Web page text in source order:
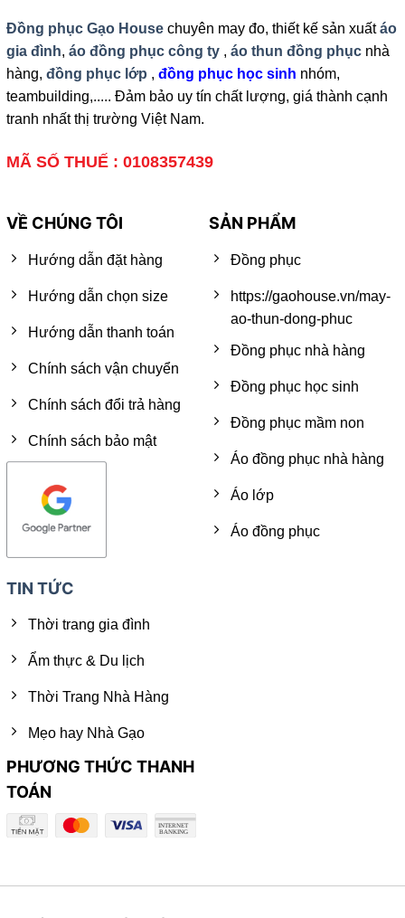
Đồng phục Gạo Housechuyên may đo, thiết kế sản xuấtáo
gia đình, áo đồng phục công ty, áo thun đồng phụcnhà
hàng, đồng phục lớp , đồng phục học sinh nhóm,
teambuilding,..... Đảm bảo uy tín chất lượng, giá thành cạnh
tranh nhất thị trường Việt Nam.
MÃ SỐ THUẾ : 0108357439
VỀ CHÚNG TÔI
Hướng dẫn đặt hàng
Hướng dẫn chọn size
Hướng dẫn thanh toán
Chính sách vận chuyển
Chính sách đổi trả hàng
Chính sách bảo mật
SẢN PHẨM
Đồng phục
https://gaohouse.vn/may-
ao-thun-dong-phuc
Đồng phục nhà hàng
Đồng phục học sinh
Đồng phục mầm non
Áo đồng phục nhà hàng
Áo lớp
Áo đồng phục
TIN TỨC
Thời trang gia đình
Ẩm thực & Du lịch
Thời Trang Nhà Hàng
Mẹo hay Nhà Gạo
PHƯƠNG THỨC THANH
TOÁN